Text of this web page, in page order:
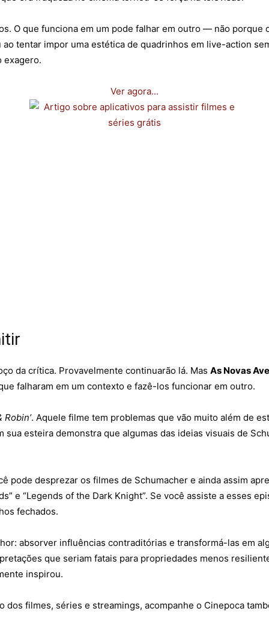
O que funciona em um pode falhar em outro — não
tentar impor uma estética de quadrinhos em live-action
exagero.
Ver agora...
da crítica. Provavelmente continuarão lá. Mas As Novas
falharam em um contexto e fazê-los funcionar em outro.
Robin’. Aquele filme tem problemas que vão muito além de
esteira demonstra que algumas das ideias visuais de
pode desprezar os filmes de Schumacher e ainda assim
e “Legends of the Dark Knight”. Se você assiste a esses
fechados.
absorver influências contraditórias e transformá-las em
que seriam fatais para propriedades menos
inspirou.
filmes, séries e streamings, acompanhe o Cinepoca